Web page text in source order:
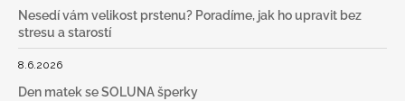
Nesedí vám velikost prstenu? Poradíme, jak ho upravit bez
stresu a starostí
8.6.2026
Den matek se SOLUNA šperky